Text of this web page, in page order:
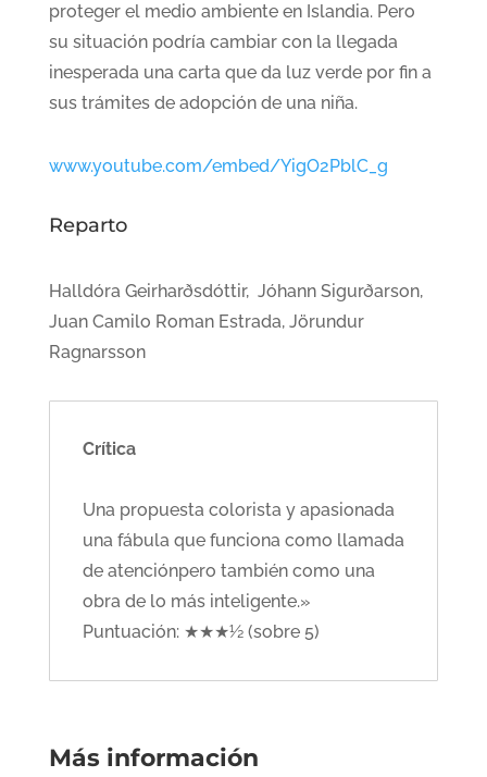
proteger el medio ambiente en Islandia. Pero
su situación podría cambiar con la llegada
inesperada una carta que da luz verde por fin a
sus trámites de adopción de una niña.
www.youtube.com/embed/YigO2PblC_g
Reparto
Halldóra Geirharðsdóttir, Jóhann Sigurðarson,
Juan Camilo Roman Estrada, Jörundur
Ragnarsson
Crítica
Una propuesta colorista y apasionada
una fábula que funciona como llamada
de atenciónpero también como una
obra de lo más inteligente.»
Puntuación: ★★★½ (sobre 5)
Más información